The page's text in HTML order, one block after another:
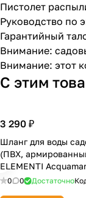
Пистолет
Руководство по
Гарантийный
Внимание:
Внимание: этот
С этим
3 290 ₽
Шланг для воды
(ПВХ,
ELEMENTI
0 0 Достаточно